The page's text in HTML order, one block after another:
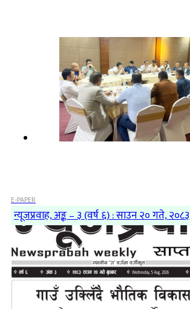
E-PAPER
न्यूजप्रवाह, अङ्क – ३ (वर्ष ६) : साउन २० गते, २०८३